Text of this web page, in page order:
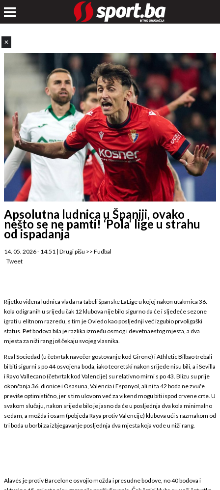
✕
Apsolutna ludnica u Španiji, ovako
nešto se ne pamti! ‘Pola‘ lige u strahu
od ispadanja
14. 05. 2026 - 14:51 | Drugi pišu >> Fudbal
Tweet
Rijetko viđena ludnica vlada na tabeli španske LaLige u kojoj nakon utakmica 36.
kola odigranih u srijedu čak 12 klubova nije bilo sigurno da će i sljedeće sezone
igrati u elitnom razredu, s tim je Oviedo kao posljednji već izgubio prvoligaški
status. Pet bodova bila je razlika između osmog i devetnaestog mjesta, a dva
mjesta za niži rang još čekaju svojeg vlasnika.
Real Sociedad (u četvrtak navečer gostovanje kod Girone) i Athletic Bilbao trebali
bi biti sigurni s po 44 osvojena boda, iako teoretski nakon srijede nisu bili, a i Sevilla
i Rayo Vallecano (četvrtak kod Valencije) su relativno mirni s po 43. Blizu su prije
okončanja 36. dionice i Osasuna, Valencia i Espanyol, ali ni ta 42 boda ne zvuče
previše optimistično, jer s tim ulovom već za vikend mogu biti ispod crvene crte. U
svakom slučaju, nakon srijede bilo je jasno da će u posljednja dva kola minimalno
sedam, a možda i osam (pobjeda Raya protiv Valencije) klubova ući s razmakom od
tri boda u borbi za izbjegavanje posljednja dva mjesta koja vode u niži rang.
Alavés je protiv Barcelone osvojio možda i presudne bodove, no 40 bodova i